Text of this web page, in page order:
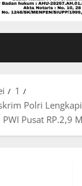
1
Polri
Pusat RP.2,9